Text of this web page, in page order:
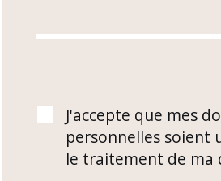
J'accepte que mes
personnelles soient
le traitement de ma